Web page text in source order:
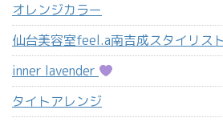
オレンジカラー
仙台美容室feel.a南吉成スタイリス
inner lavender
タイトアレンジ